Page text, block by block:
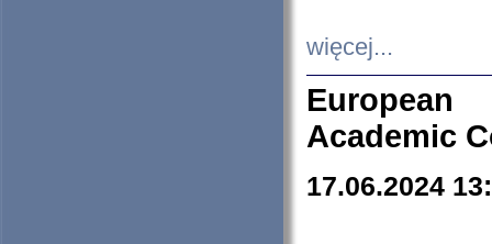
więcej...
European
Academic
17.06.2024